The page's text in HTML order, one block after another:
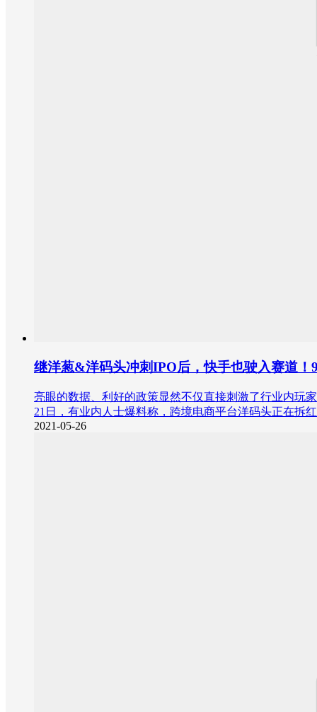
继洋葱&洋码头冲刺IPO后，快手也驶入赛道！
亮眼的数据、利好的政策显然不仅直接刺激了行业内玩
21日，有业内人士爆料称，跨境电商平台洋码头正在拆
2021-05-26